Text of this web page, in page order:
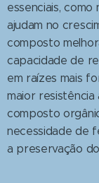
essenciais,
ajudam no
composto
capacidade de
em raízes mais
maior resistência
composto
necessidade de
a preservação